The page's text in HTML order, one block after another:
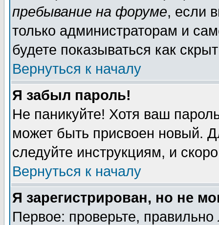
пребывание на форуме, если
только администраторам и
будете показываться как
Вернуться к началу
Я забыл пароль!
Не паникуйте! Хотя ваш
может быть присвоен новый.
следуйте инструкциям, и
Вернуться к началу
Я зарегистрирован, но не
Первое: проверьте,